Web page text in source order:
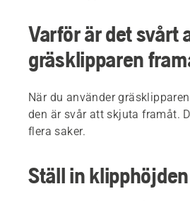
Varför är det svårt
gräsklipparen
När du använder
den är svår att skjuta framåt.
flera saker.
Ställ in